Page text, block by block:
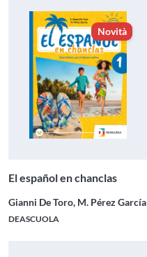
Novità
El español en chanclas
Gianni De Toro, M. Pérez García
DEASCUOLA